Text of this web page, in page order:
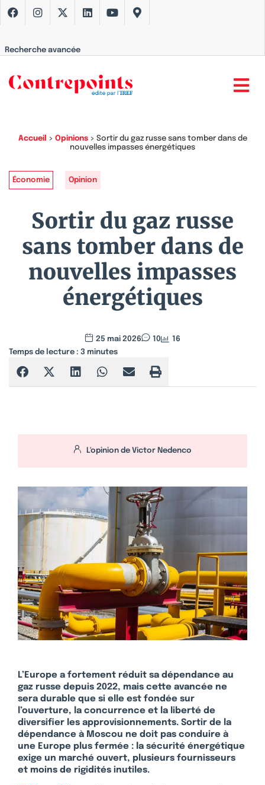
Recherche avancée
Accueil > Opinions> Sortir du gaz russe sans tomber dans de
nouvelles impasses énergétiques
Économie Opinion
Sortir du gaz russe
sans tomber dans de
nouvelles impasses
énergétiques
25 mai 2026 10
16
Temps de lecture : 3 minutes
L'opinion de Victor Nedenco
L’Europe a fortement réduit sa dépendance au
gaz russe depuis 2022, mais cette avancée ne
sera durable que si elle est fondée sur
l’ouverture, la concurrence et la liberté de
diversifier les approvisionnements. Sortir de la
dépendance à Moscou ne doit pas conduire à
une Europe plus fermée : la sécurité énergétique
exige un marché ouvert, plusieurs fournisseurs
et moins de rigidités inutiles.